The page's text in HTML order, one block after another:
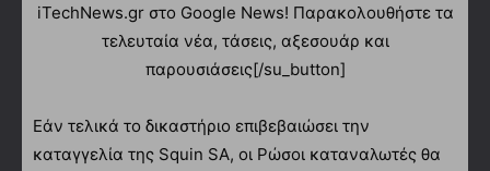
iTechNews.gr στο Google News! Παρακολουθήστε τα
τελευταία νέα, τάσεις, αξεσουάρ και
παρουσιάσεις[/su_button]
Εάν τελικά το δικαστήριο επιβεβαιώσει την
καταγγελία της Squin SA, οι Ρώσοι καταναλωτές θα